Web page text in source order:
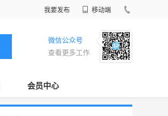
我要发布 移动端
微信公众号
查看更多工作
会员中心